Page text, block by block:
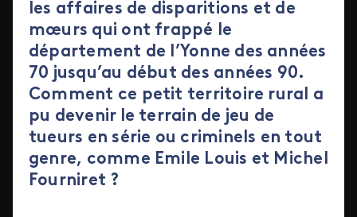
les affaires de disparitions et de
mœurs qui ont frappé le
département de l’Yonne des années
70 jusqu’au début des années 90.
Comment ce petit territoire rural a
pu devenir le terrain de jeu de
tueurs en série ou criminels en tout
genre, comme Emile Louis et Michel
Fourniret ?